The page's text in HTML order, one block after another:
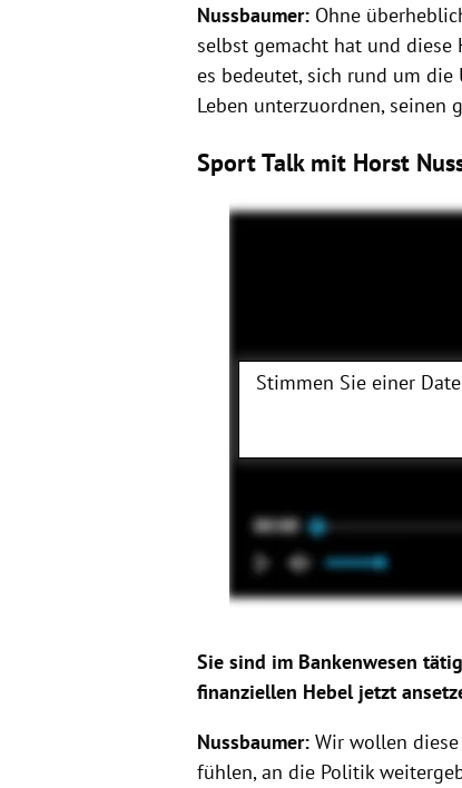
Nussbaumer: Ohne
selbst gemacht hat und
es bedeutet, sich rund um die
Leben unterzuordnen, seinen
Sport Talk mit Horst
Stimmen Sie einer
Sie sind im Bankenwesen
finanziellen Hebel jetzt
Nussbaumer:Wir wollen diese
fühlen, an die Politik